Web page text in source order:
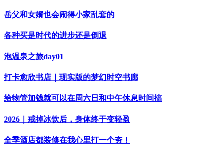
岳父和女婿也会闹得小家乱套的
各种买是时代的进步还是倒退
泡温泉之旅day01
打卡愈欣书店｜现实版的梦幻时空书廊
给物管加钱就可以在周六日和中午休息时间搞
2026｜戒掉冰饮后，身体终于变轻盈
全季酒店都装修在我心里打一个夯！